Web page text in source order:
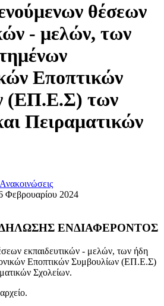
θέσεων
- μελών, των
Εποπτικών
(ΕΠ.Ε.Σ) των
Πειραματικών
Ανακοινώσεις
Φεβρουαρίου 2024
ΕΝΔΙΑΦΕΡΟΝΤΟΣ
εκπαιδευτικών - μελών, των ήδη
Εποπτικών Συμβουλίων (ΕΠ.Ε.Σ)
Σχολείων.